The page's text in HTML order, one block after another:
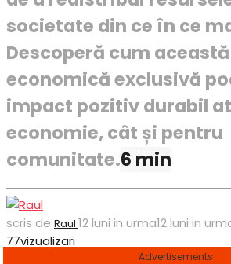
societate din ce în ce
Descoperă cum
economică exclusivă
impact pozitiv durabil
economie, cât și pentru
comunitate.6 min
scris de Raul 12 luni in urma12 luni in
77vizualizari
Advertisements